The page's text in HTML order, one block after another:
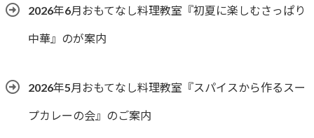
2026年6月おもてなし料理教室『初夏に楽しむさっぱり
中華』のが案内
2026年5月おもてなし料理教室『スパイスから作るスー
プカレーの会』のご案内